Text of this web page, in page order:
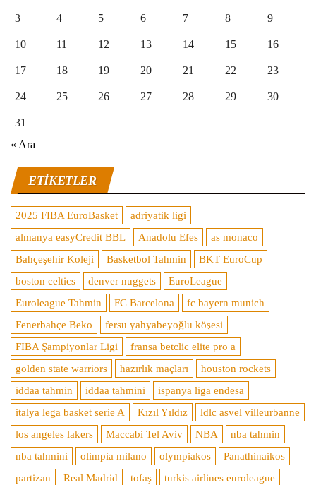
3 4 5 6 7 8 9
10 11 12 13 14 15 16
17 18 19 20 21 22 23
24 25 26 27 28 29 30
31
« Ara
ETIKETLER
2025 FIBA EuroBasket
adriyatik ligi
almanya easyCredit BBL
Anadolu Efes
as monaco
Bahçeşehir Koleji
Basketbol Tahmin
BKT EuroCup
boston celtics
denver nuggets
EuroLeague
Euroleague Tahmin
FC Barcelona
fc bayern munich
Fenerbahçe Beko
fersu yahyabeyoğlu köşesi
FIBA Şampiyonlar Ligi
fransa betclic elite pro a
golden state warriors
hazırlık maçları
houston rockets
iddaa tahmin
iddaa tahmini
ispanya liga endesa
italya lega basket serie A
Kızıl Yıldız
ldlc asvel villeurbanne
los angeles lakers
Maccabi Tel Aviv NBA
nba tahmin
nba tahmini
olimpia milano olympiakos
Panathinaikos
partizan
Real Madrid tofaş
turkis airlines euroleague